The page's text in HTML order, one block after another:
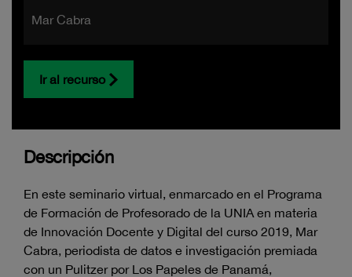
Mar Cabra
Ir al recurso
Descripción
En este seminario virtual, enmarcado en el Programa
de Formación de Profesorado de la UNIA en materia
de Innovación Docente y Digital del curso 2019, Mar
Cabra, periodista de datos e investigación premiada
con un Pulitzer por Los Papeles de Panamá,